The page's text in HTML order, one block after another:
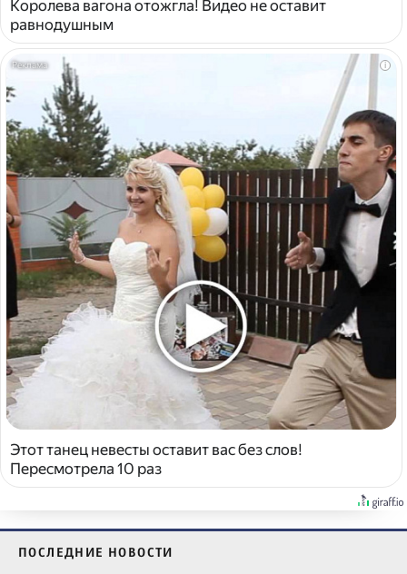
Королева вагона отожгла! Видео не оставит
равнодушным
i
Этот танец невесты оставит вас без слов!
Пересмотрела 10 раз
ПОСЛЕДНИЕ НОВОСТИ